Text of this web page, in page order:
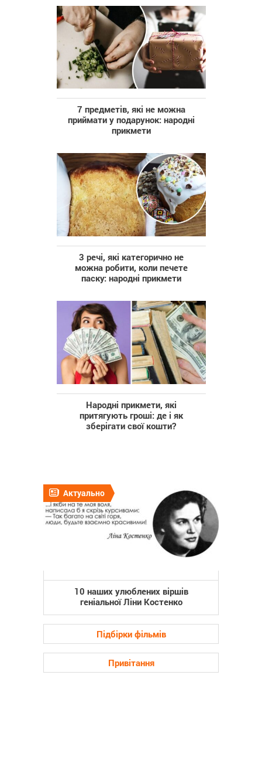
7 предметів, які не можна
приймати у подарунок: народні
прикмети
3 речі, які категорично не
можна робити, коли печете
паску: народні прикмети
Народні прикмети, які
притягують гроші: де і як
зберігати свої кошти?
Актуально
10 наших улюблених віршів
геніальної Ліни Костенко
Підбірки фільмів
Привітання